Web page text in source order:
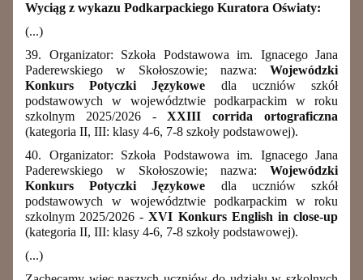
Wyciąg z wykazu Podkarpackiego Kuratora Oświaty:
(...)
39. Organizator: Szkoła Podstawowa im. Ignacego Jana
Paderewskiego w Skołoszowie; nazwa: Wojewódzki
Konkurs Potyczki Językowe dla uczniów szkół
podstawowych w województwie podkarpackim w roku
szkolnym 2025/2026 -XXIII corrida ortograficzna
(kategoria II, III: klasy 4-6, 7-8 szkoły podstawowej).
40. Organizator: Szkoła Podstawowa im. Ignacego Jana
Paderewskiego w Skołoszowie; nazwa: Wojewódzki
Konkurs Potyczki Językowe dla uczniów szkół
podstawowych w województwie podkarpackim w roku
szkolnym 2025/2026 -XVI Konkurs English in close-up
(kategoria II, III: klasy 4-6, 7-8 szkoły podstawowej).
(...)